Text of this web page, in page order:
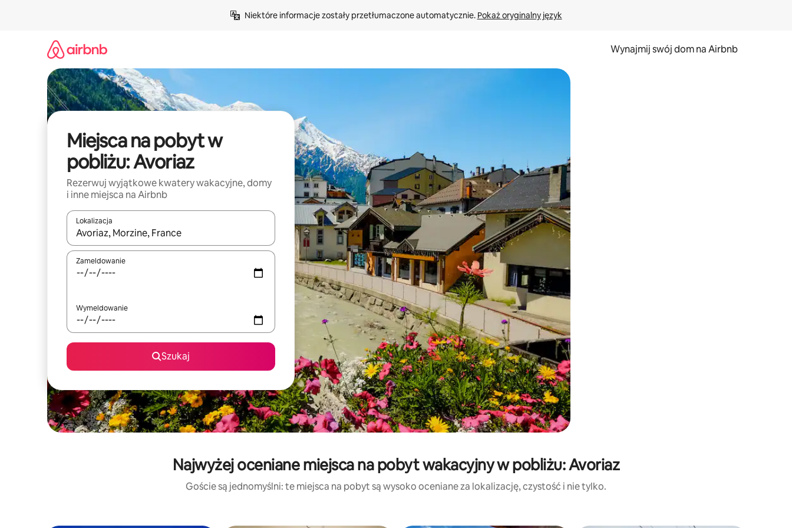
Niektóre informacje zostały przetłumaczone automatycznie. Pokaż oryginalny język
Wynajmij swój dom na Airbnb
Miejsca na pobyt w
pobliżu: Avoriaz
Rezerwuj wyjątkowe kwatery wakacyjne, domy
i inne miejsca na Airbnb
Lokalizacja
Gdy wyniki będą dostępne, możesz poruszać się po nich za pomocą klawiszy strzałek w górę i w dół lub przeglądać je za pomocą gestów dotykowych lub przesuwania.
Zameldowanie
Wymeldowanie
Szukaj
Najwyżej oceniane miejsca na pobyt wakacyjny w pobliżu: Avoriaz
Goście są jednomyślni: te miejsca na pobyt są wysoko oceniane za lokalizację, czystość i nie tylko.